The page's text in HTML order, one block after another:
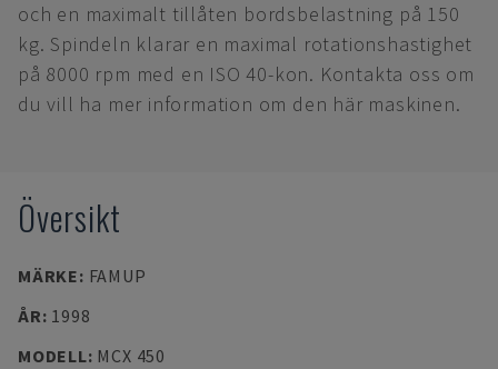
och en maximalt tillåten bordsbelastning på 150
kg. Spindeln klarar en maximal rotationshastighet
på 8000 rpm med en ISO 40-kon. Kontakta oss om
du vill ha mer information om den här maskinen.
Översikt
MÄRKE: FAMUP
ÅR: 1998
MODELL: MCX 450